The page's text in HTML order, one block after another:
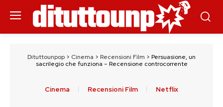
Dituttounpop > Cinema > Recensioni Film > Persuasione, un
sacrilegio che funziona – Recensione controcorrente
Cinema Recensioni Film Netflix